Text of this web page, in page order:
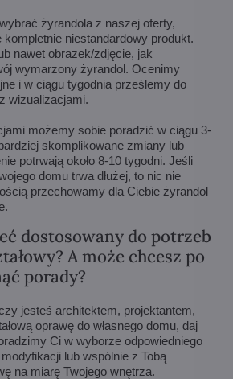
żyrandola z naszej oferty,
niestandardowy produkt.
nawet obrazek/zdjęcie, jak
wymarzony żyrandol. Ocenimy
i w ciągu tygodnia prześlemy do
wizualizacjami.
możemy sobie poradzić w ciągu 3-
skomplikowane zmiany lub
potrwają około 8-10 tygodni. Jeśli
domu trwa dłużej, to nic nie
przechowamy dla Ciebie żyrandol
dostosowany do potrzeb
A może chcesz po
porady?
jesteś architektem, projektantem,
oprawę do własnego domu, daj
Ci w wyborze odpowiedniego
lub wspólnie z Tobą
na miarę Twojego wnętrza.